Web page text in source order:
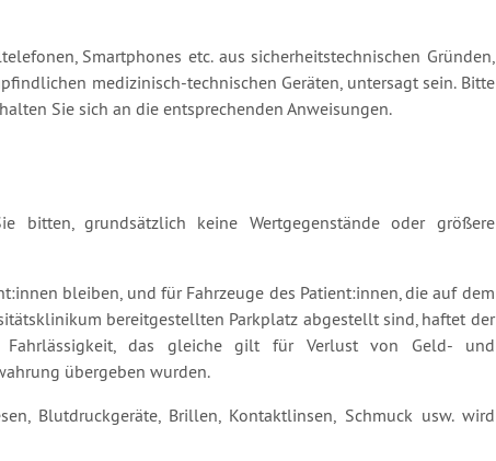
Smartphones etc. aus sicherheitstechnischen Gründen,
medizinisch-technischen Geräten, untersagt sein. Bitte
Sie sich an die entsprechenden Anweisungen.
bitten, grundsätzlich keine Wertgegenstände oder größere
bleiben, und für Fahrzeuge des Patient:innen, die auf dem
bereitgestellten Parkplatz abgestellt sind, haftet der
Fahrlässigkeit, das gleiche gilt für Verlust von Geld- und
übergeben wurden.
Blutdruckgeräte, Brillen, Kontaktlinsen, Schmuck usw. wird